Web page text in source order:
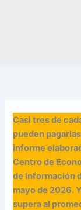
Casi tres de
pueden
informe
Centro de
de información
mayo de 2026.
supera al